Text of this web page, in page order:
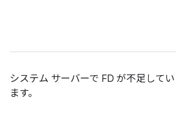
システム サーバーで FD が不足して
ます。